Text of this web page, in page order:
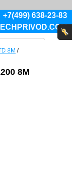
+7(499) 638-23-83
8M /
8M